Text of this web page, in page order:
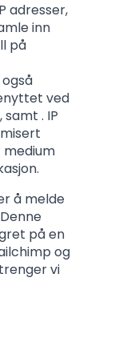
adresser,
inn
på
ved
. IP
å melde
på en
og
vi